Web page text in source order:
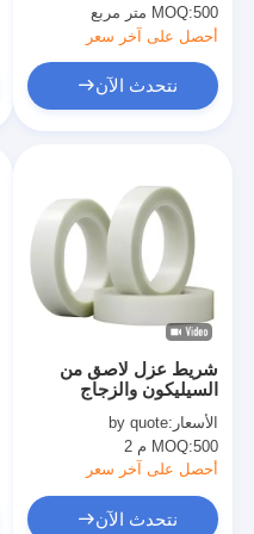
MOQ:500 متر مربع
أحصل على آخر سعر
نتحدث الآن
شريط عزل لاصق من
السيليكون والزجاج
المقاوم للهب
الأسعار:by quote
MOQ:500 م 2
أحصل على آخر سعر
نتحدث الآن